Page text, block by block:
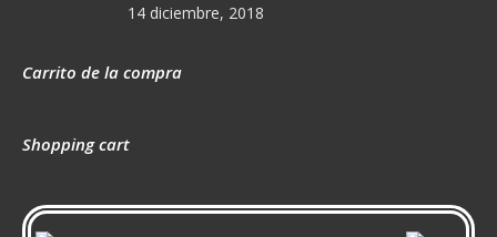
14 diciembre, 2018
Carrito de la compra
Shopping cart